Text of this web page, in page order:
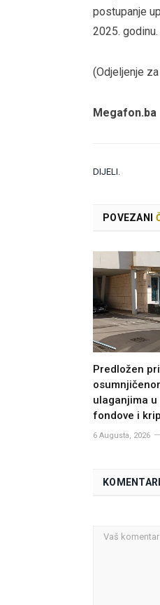
postupanje
2025. godinu.
(Odjeljenje
Megafon.ba
DIJELI.
POVEZANI
Predložen
ulaganjima
fondove i
6 Augusta, 2026